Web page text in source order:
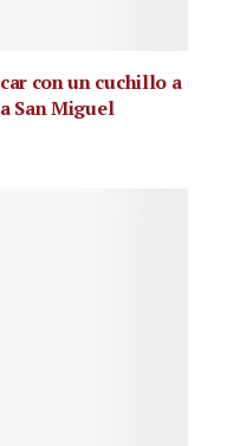
con un cuchillo a
San Miguel